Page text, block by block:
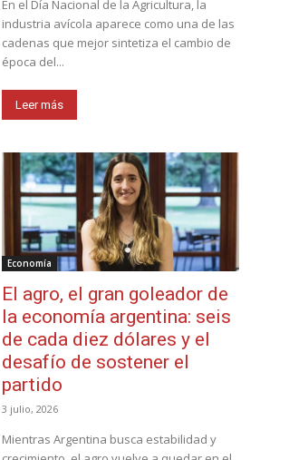
En el Día Nacional de la Agricultura, la
industria avícola aparece como una de las
cadenas que mejor sintetiza el cambio de
época del...
Leer más
Economía
El agro, el gran goleador de
la economía argentina: seis
de cada diez dólares y el
desafío de sostener el
partido
3 julio, 2026
Mientras Argentina busca estabilidad y